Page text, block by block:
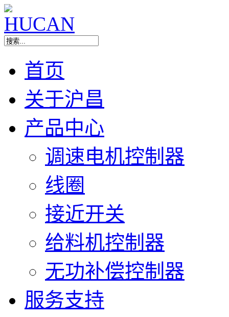
首页
关于沪昌
产品中心
调速电机控制器
线圈
接近开关
给料机控制器
无功补偿控制器
服务支持